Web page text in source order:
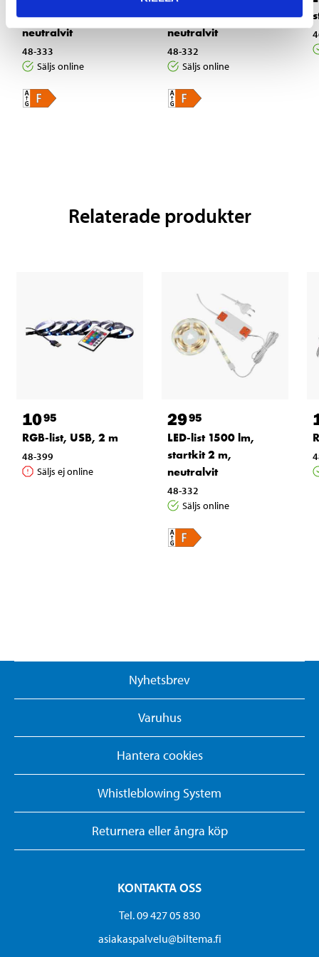
förlängning 3 m,
neutralvit
48-333
Säljs online
startkit 2 m,
neutralvit
48-332
Säljs online
Relaterade produkter
1095
RGB-list, USB, 2 m
48-399
Säljs ej online
2995
LED-list 1500 lm,
startkit 2 m,
neutralvit
48-332
Säljs online
Nyhetsbrev
Varuhus
Hantera cookies
Whistleblowing System
Returnera eller ångra köp
KONTAKTA OSS
Tel. 09 427 05 830
asiakaspalvelu@biltema.fi